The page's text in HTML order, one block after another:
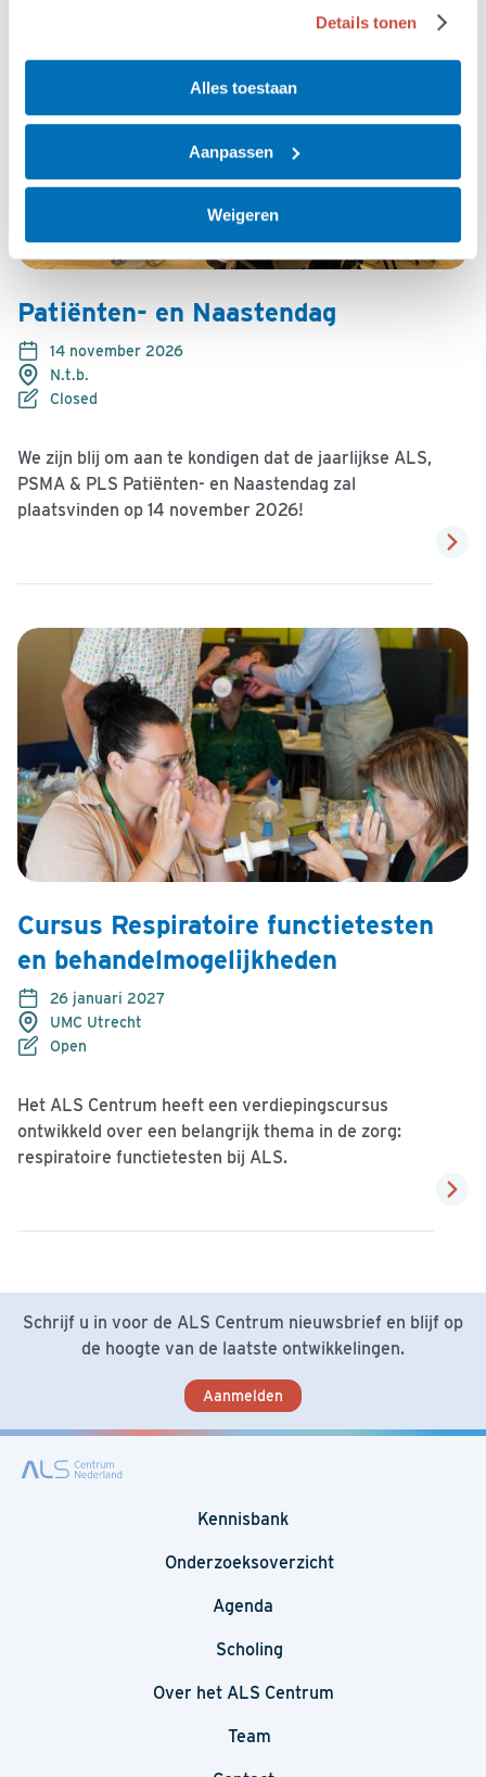
Details tonen
Alles toestaan
Aanpassen
Weigeren
Patiënten- en Naastendag
14 november 2026
N.t.b.
Closed
We zijn blij om aan te kondigen dat de jaarlijkse ALS,
PSMA & PLS Patiënten- en Naastendag zal
plaatsvinden op 14 november 2026!
Cursus Respiratoire functietesten
en behandelmogelijkheden
26 januari 2027
UMC Utrecht
Open
Het ALS Centrum heeft een verdiepingscursus
ontwikkeld over een belangrijk thema in de zorg:
respiratoire functietesten bij ALS.
Schrijf u in voor de ALS Centrum nieuwsbrief en blijf op
de hoogte van de laatste ontwikkelingen.
Aanmelden
Kennisbank
Onderzoeksoverzicht
Agenda
Scholing
Over het ALS Centrum
Team